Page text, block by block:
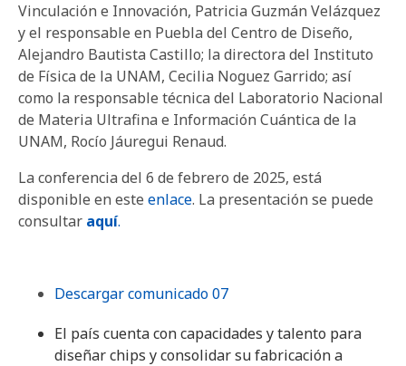
Vinculación e Innovación, Patricia Guzmán Velázquez
y el responsable en Puebla del Centro de Diseño,
Alejandro Bautista Castillo; la directora del Instituto
de Física de la UNAM, Cecilia Noguez Garrido; así
como la responsable técnica del Laboratorio Nacional
de Materia Ultrafina e Información Cuántica de la
UNAM, Rocío Jáuregui Renaud.
La conferencia del 6 de febrero de 2025, está
disponible en este enlace. La presentación se puede
consultar aquí.
Descargar comunicado 07
El país cuenta con capacidades y talento para
diseñar chips y consolidar su fabricación a